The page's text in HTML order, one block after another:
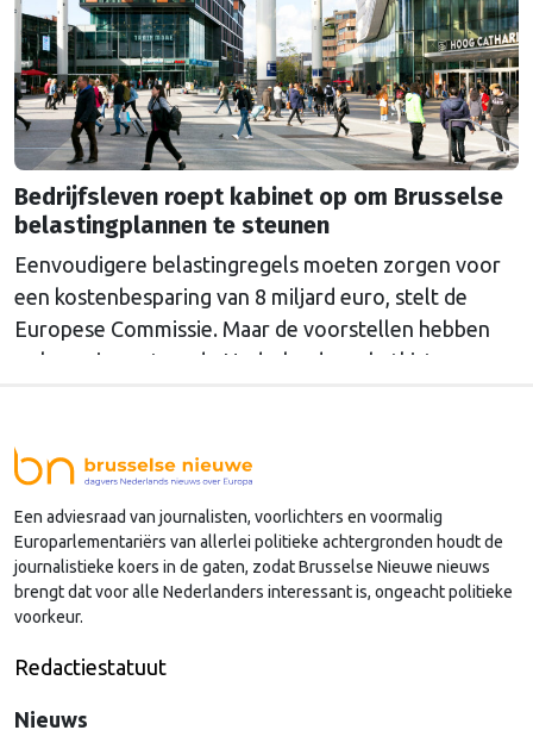
Bedrijfsleven roept kabinet op om Brusselse
belastingplannen te steunen
Eenvoudigere belastingregels moeten zorgen voor
een kostenbesparing van 8 miljard euro, stelt de
Europese Commissie. Maar de voorstellen hebben
ook een impact op de Nederlandse schatkist.
Een adviesraad van journalisten, voorlichters en voormalig
Europarlementariërs van allerlei politieke achtergronden houdt de
journalistieke koers in de gaten, zodat Brusselse Nieuwe nieuws
brengt dat voor alle Nederlanders interessant is, ongeacht politieke
voorkeur.
Redactiestatuut
Nieuws